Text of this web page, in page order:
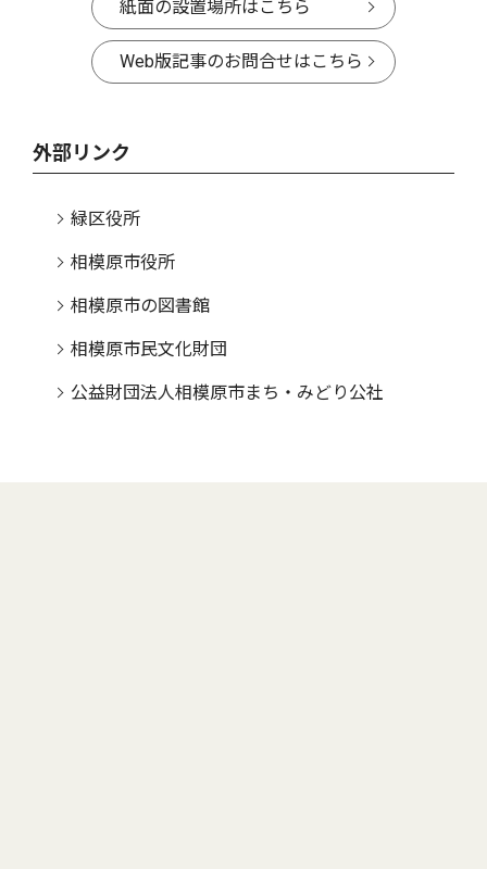
紙面の設置場所はこちら
Web版記事のお問合せはこちら
外部リンク
緑区役所
相模原市役所
相模原市の図書館
相模原市民文化財団
公益財団法人相模原市まち・みどり公社